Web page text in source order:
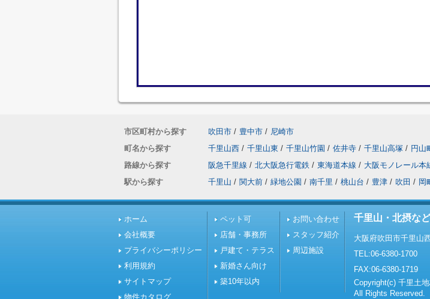
市区町村から探す 吹田市 / 豊中市 / 尼崎市
町名から探す
千里山西 / 千里山東 / 千里山竹園 / 佐井寺 / 千里山高塚 / 円山
路線から探す
阪急千里線 / 北大阪急行電鉄 / 東海道本線 / 大阪モノレール本
駅から探す
千里山 / 関大前 / 緑地公園 / 南千里 / 桃山台 / 豊津 / 吹田 / 岡
ホーム
会社概要
プライバシーポリシー
利用規約
サイトマップ
物件カタログ
ペット可
店舗・事務所
戸建て・テラス
新婚さん向け
築10年以内
お問い合わせ
スタッフ紹介
周辺施設
千里山・北摂な
大阪府吹田市千里山
TEL:06-6380-1700
FAX:06-6380-1719
Copyright(c) 千里土
All Rights Reserved.